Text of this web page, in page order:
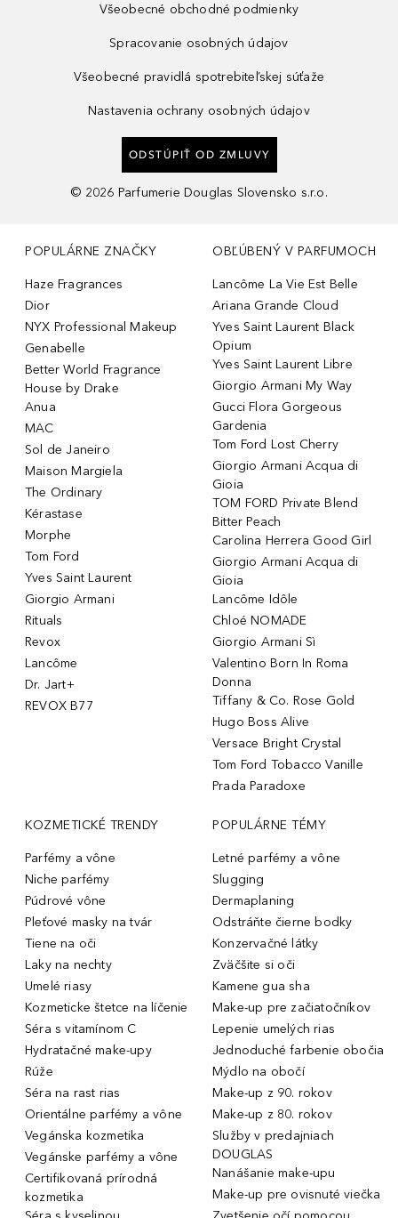
Všeobecné obchodné podmienky
Spracovanie osobných údajov
Všeobecné pravidlá spotrebiteľskej súťaže
Nastavenia ochrany osobných údajov
ODSTÚPIŤ OD ZMLUVY
© 2026 Parfumerie Douglas Slovensko s.r.o.
POPULÁRNE ZNAČKY
Haze Fragrances
Dior
NYX Professional Makeup
Genabelle
Better World Fragrance
House by Drake
Anua
MAC
Sol de Janeiro
Maison Margiela
The Ordinary
Kérastase
Morphe
Tom Ford
Yves Saint Laurent
Giorgio Armani
Rituals
Revox
Lancôme
Dr. Jart+
REVOX B77
OBĽÚBENÝ V PARFUMOCH
Lancôme La Vie Est Belle
Ariana Grande Cloud
Yves Saint Laurent Black
Opium
Yves Saint Laurent Libre
Giorgio Armani My Way
Gucci Flora Gorgeous
Gardenia
Tom Ford Lost Cherry
Giorgio Armani Acqua di
Gioia
TOM FORD Private Blend
Bitter Peach
Carolina Herrera Good Girl
Giorgio Armani Acqua di
Gioia
Lancôme Idôle
Chloé NOMADE
Giorgio Armani Sì
Valentino Born In Roma
Donna
Tiffany & Co. Rose Gold
Hugo Boss Alive
Versace Bright Crystal
Tom Ford Tobacco Vanille
Prada Paradoxe
KOZMETICKÉ TRENDY
Parfémy a vône
Niche parfémy
Púdrové vône
Pleťové masky na tvár
Tiene na oči
Laky na nechty
Umelé riasy
Kozmeticke štetce na líčenie
Séra s vitamínom C
Hydratačné make-upy
Rúže
Séra na rast rias
Orientálne parfémy a vône
Vegánska kozmetika
Vegánske parfémy a vône
Certifikovaná prírodná
kozmetika
POPULÁRNE TÉMY
Letné parfémy a vône
Slugging
Dermaplaning
Odstráňte čierne bodky
Konzervačné látky
Zväčšite si oči
Kamene gua sha
Make-up pre začiatočníkov
Lepenie umelých rias
Jednoduché farbenie obočia
Mýdlo na obočí
Make-up z 90. rokov
Make-up z 80. rokov
Služby v predajniach
DOUGLAS
Nanášanie make-upu
Make-up pre ovisnuté viečka